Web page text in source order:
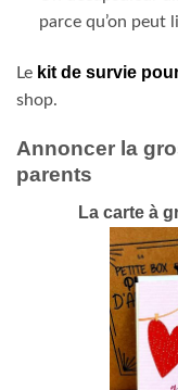
parce qu’on peut
Le kit de survie
shop.
Annoncer la
parents
La carte à